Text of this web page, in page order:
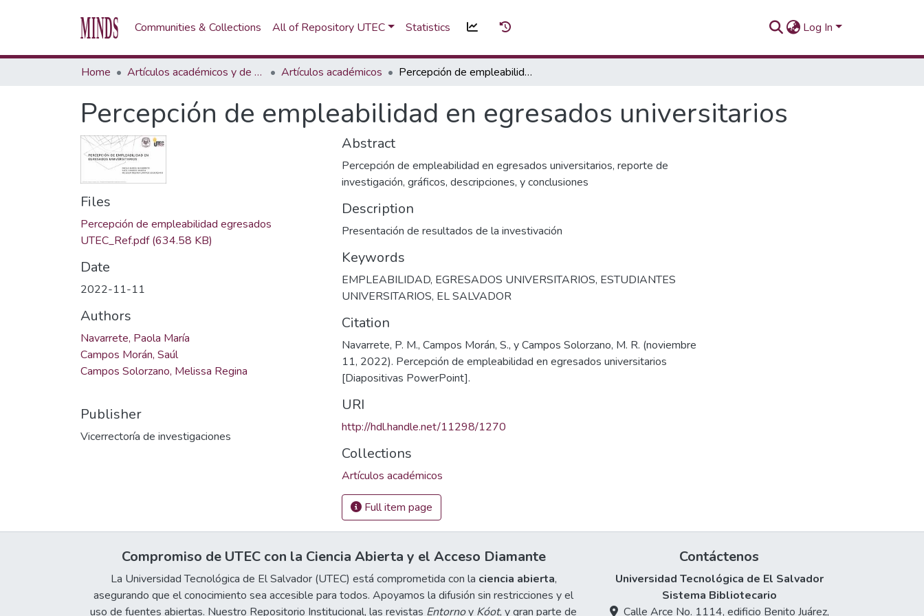
Communities & Collections All of Repository UTEC Statistics Log In
Home Artículos académicos y de opinión Artículos académicos Percepción de empleabilidad en egresados universitarios
Percepción de empleabilidad en egresados universitarios
Files
Percepción de empleabilidad egresados
UTEC_Ref.pdf(634.58 KB)
Date
2022-11-11
Authors
Navarrete, Paola María
Campos Morán, Saúl
Campos Solorzano, Melissa Regina
Publisher
Vicerrectoría de investigaciones
Abstract
Percepción de empleabilidad en egresados universitarios, reporte de
investigación, gráficos, descripciones, y conclusiones
Description
Presentación de resultados de la investivación
Keywords
EMPLEABILIDAD, EGRESADOS UNIVERSITARIOS, ESTUDIANTES
UNIVERSITARIOS, EL SALVADOR
Citation
Navarrete, P. M., Campos Morán, S., y Campos Solorzano, M. R. (noviembre
11, 2022). Percepción de empleabilidad en egresados universitarios
[Diapositivas PowerPoint].
URI
http://hdl.handle.net/11298/1270
Collections
Artículos académicos
Full item page
Compromiso de UTEC con la Ciencia Abierta y el Acceso Diamante
La Universidad Tecnológica de El Salvador (UTEC) está comprometida con la ciencia abierta,
asegurando que el conocimiento sea accesible para todos. Apoyamos la difusión sin restricciones y el
uso de fuentes abiertas. Nuestro Repositorio Institucional, las revistas Entornoy Kóot, y gran parte de
Contáctenos
Universidad Tecnológica de El Salvador
Sistema Bibliotecario
Calle Arce No. 1114, edificio Benito Juárez,